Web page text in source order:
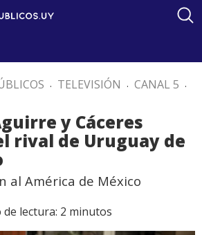
. TELEVISIÓN . CANAL 5 .
y Cáceres
rival de Uruguay de
al América de México
lectura: 2 minutos